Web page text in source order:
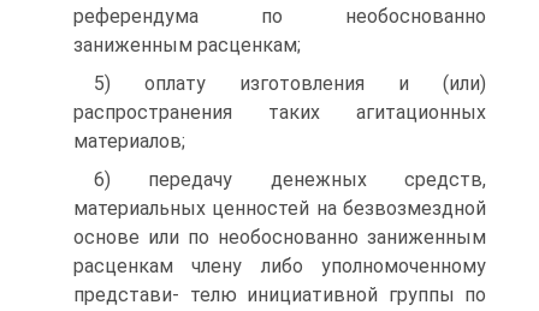
референдума по необоснованно
заниженным расценкам;
5) оплату изготовления и (или)
распространения таких агитационных
материалов;
6) передачу денежных средств,
материальных ценностей на безвозмездной
основе или по необоснованно заниженным
расценкам члену либо уполномоченному
представи- телю инициативной группы по